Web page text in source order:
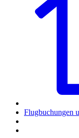
Flugbuchungen